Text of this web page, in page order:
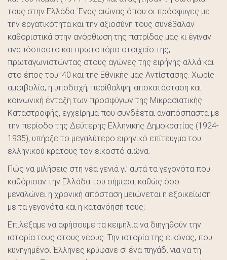
τους στην Ελλάδα. Ένας αιώνας όπου οι πρόσφυγες με
την εργατικότητα και την αξιοσύνη τους συνέβαλαν
καθοριστικά στην ανόρθωση της πατρίδας μας κι έγιναν
αναπόσπαστο και πρωτοπόρο στοιχείο της,
πρωταγωνιστώντας στους αγώνες της ειρήνης αλλά και
στο έπος του ’40 και της Εθνικής μας Αντίστασης. Χωρίς
αμφιβολία, η υποδοχή, περίθαλψη, αποκατάσταση και
κοινωνική ένταξη των προσφύγων της Μικρασιατικής
Καταστροφής, εγχείρημα που συνδέεται αναπόσπαστα με
την περίοδο της Δεύτερης Ελληνικής Δημοκρατίας (1924-
1935), υπήρξε το μεγαλύτερο ειρηνικό επίτευγμα του
ελληνικού κράτους τον εικοστό αιώνα.
Πώς να μιλήσεις στη νέα γενιά γι’ αυτά τα γεγονότα που
καθόρισαν την Ελλάδα του σήμερα, καθώς όσο
μεγαλώνει η χρονική απόσταση μειώνεται η εξοικείωση
με τα γεγονότα και η κατανόησή τους;
Επιλέξαμε να αφήσουμε τα κειμήλια να διηγηθούν την
ιστορία τους στους νέους. Την ιστορία της εικόνας, που
κυνηγημένοι Έλληνες κρύψανε σ’ ένα πηγάδι για να τη